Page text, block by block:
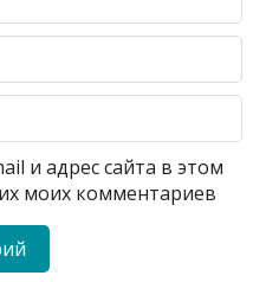
и адрес сайта в этом
моих комментариев